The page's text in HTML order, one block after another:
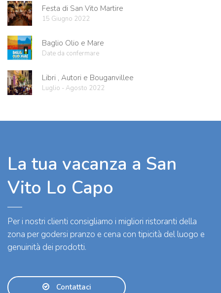
Festa di San Vito Martire
15 Giugno 2022
Baglio Olio e Mare
Date da confermare
Libri , Autori e Bouganvillee
Luglio - Agosto 2022
La tua vacanza a San
Vito Lo Capo
Per i nostri clienti consigliamo i migliori ristoranti della
zona per godersi pranzo e cena con tipicità del luogo e
genuinità dei prodotti.
Contattaci